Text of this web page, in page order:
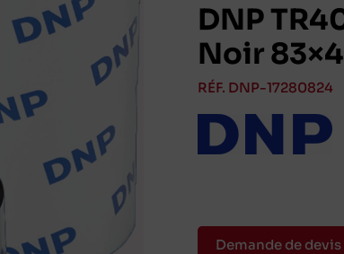
DNP
Noir
RÉF. DNP-17280824
Demande de devis